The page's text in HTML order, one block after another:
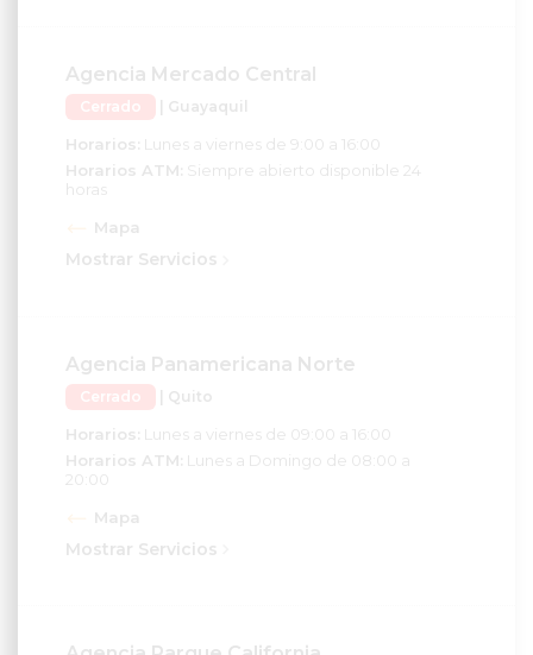
Cerrado
Horarios:Lunes a viernes de 9:00 a 16:00
Horarios ATM:
Siempre abierto disponible 24
horas
Mostrar Servicios
Cerrado
Horarios:Lunes a viernes de 09:00 a 16:00
Horarios ATM:
Lunes a Domingo de 08:00 a
20:00
Mostrar Servicios